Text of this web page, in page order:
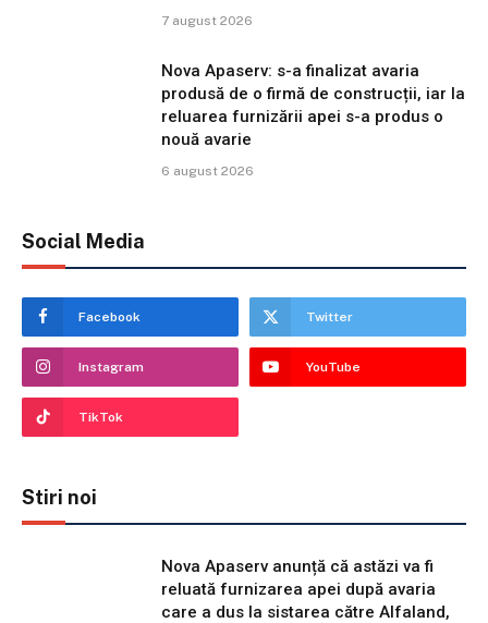
7 august 2026
Nova Apaserv: s-a finalizat avaria
produsă de o firmă de construcții, iar la
reluarea furnizării apei s-a produs o
nouă avarie
6 august 2026
Social Media
Facebook Twitter
Instagram YouTube
TikTok
Stiri noi
Nova Apaserv anunță că astăzi va fi
reluată furnizarea apei după avaria
care a dus la sistarea către Alfaland,